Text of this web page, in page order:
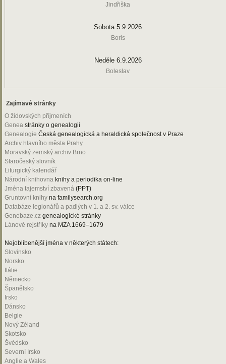
Jindřiška
Sobota 5.9.2026
Boris
Neděle 6.9.2026
Boleslav
Zajímavé stránky
O židovských příjmeních
Genea stránky o genealogii
Genealogie Česká genealogická a heraldická společnost v Praze
Archiv hlavního města Prahy
Moravský zemský archiv Brno
Staročeský slovník
Liturgický kalendář
Národní knihovna knihy a periodika on-line
Jména tajemství zbavená (PPT)
Gruntovní knihy na familysearch.org
Databáze legionářů a padlých v 1. a 2. sv. válce
Genebaze.cz genealogické stránky
Lánové rejstříky na MZA 1669–1679
Nejoblíbenější jména v některých státech:
Slovinsko
Norsko
Itálie
Německo
Španělsko
Irsko
Dánsko
Belgie
Nový Zéland
Skotsko
Švédsko
Severní Irsko
Anglie a Wales